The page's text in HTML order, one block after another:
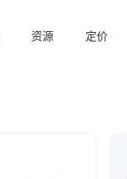
资源 定价